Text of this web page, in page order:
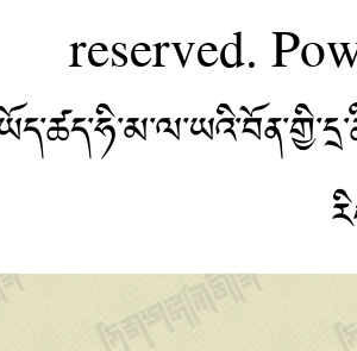
reserved.